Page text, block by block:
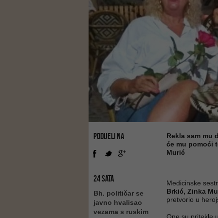
PODIJELI NA
24 SATA
Bh. političar se
javno hvalisao
vezama s ruskim
Rekla sam mu
će mu pomoći
Murić
Medicinske
Brkić, Zinka
pretvorio u